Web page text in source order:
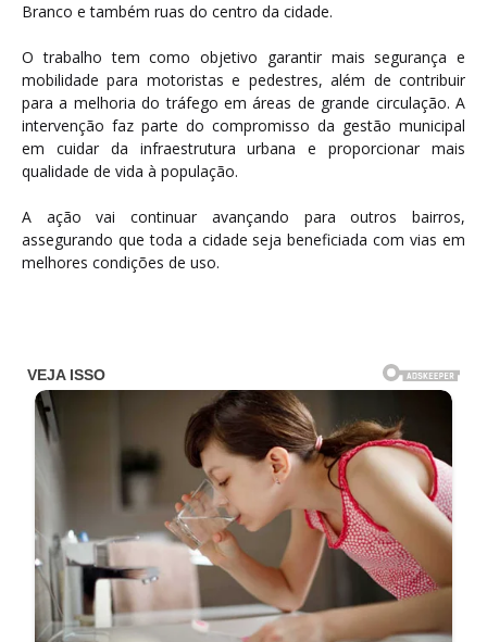
Branco e também ruas do centro da cidade.
O trabalho tem como objetivo garantir mais segurança e
mobilidade para motoristas e pedestres, além de contribuir
para a melhoria do tráfego em áreas de grande circulação. A
intervenção faz parte do compromisso da gestão municipal
em cuidar da infraestrutura urbana e proporcionar mais
qualidade de vida à população.
A ação vai continuar avançando para outros bairros,
assegurando que toda a cidade seja beneficiada com vias em
melhores condições de uso.